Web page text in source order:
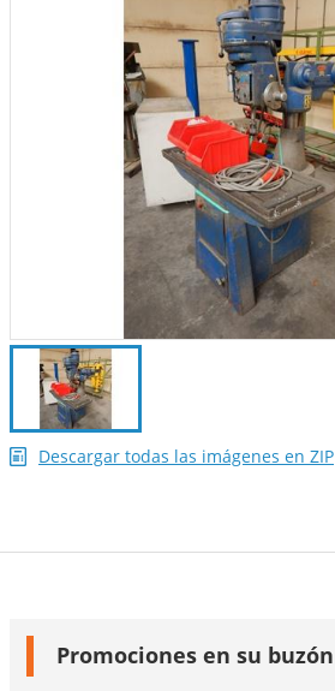
Descargar todas las imágenes en ZIP
Promociones en su buzón